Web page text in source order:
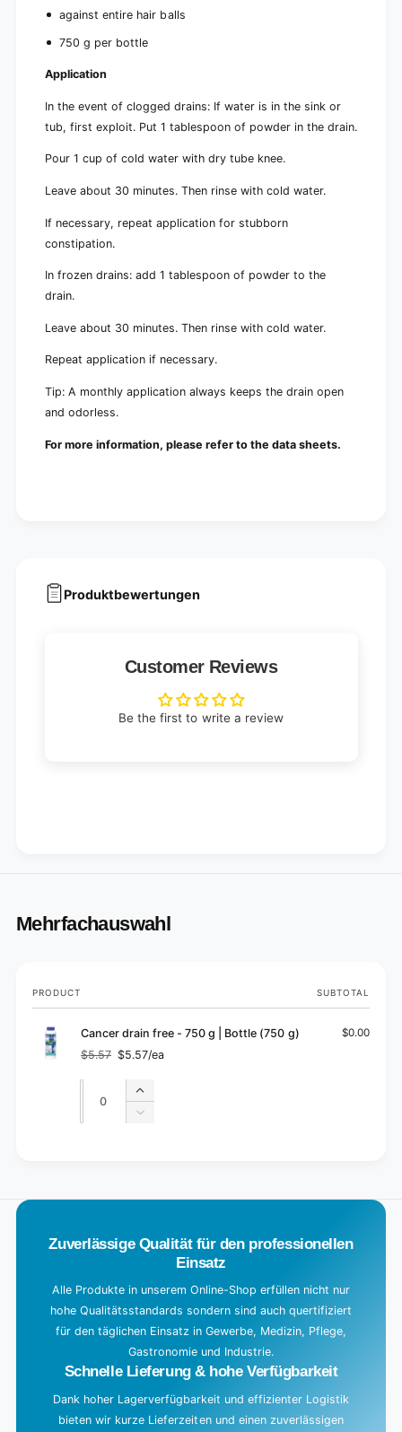
against entire hair balls
750 g per bottle
Application
In the event of clogged drains: If water is in the sink or
tub, first exploit. Put 1 tablespoon of powder in the drain.
Pour 1 cup of cold water with dry tube knee.
Leave about 30 minutes. Then rinse with cold water.
If necessary, repeat application for stubborn
constipation.
In frozen drains: add 1 tablespoon of powder to the
drain.
Leave about 30 minutes. Then rinse with cold water.
Repeat application if necessary.
Tip: A monthly application always keeps the drain open
and odorless.
For more information, please refer to the data sheets.
Produktbewertungen
Customer Reviews
Be the first to write a review
Mehrfachauswahl
Your
cart
PRODUCT SUBTOTAL
Cancer drain free - 750 g | Bottle (750 g)
Regular
price
$5.57
Sale
price
$5.57/ea
$0.00
Quantity
Increase
quantity
Decrease
a
Zuverlässige Qualität für den professionellen
Einsatz
Alle Produkte in unserem Online-Shop erfüllen nicht nur
hohe Qualitätsstandards sondern sind auch quertifiziert
für den täglichen Einsatz in Gewerbe, Medizin, Pflege,
Gastronomie und Industrie.
Schnelle Lieferung & hohe Verfügbarkeit
Dank hoher Lagerverfügbarkeit und effizienter Logistik
bieten wir kurze Lieferzeiten und einen zuverlässigen